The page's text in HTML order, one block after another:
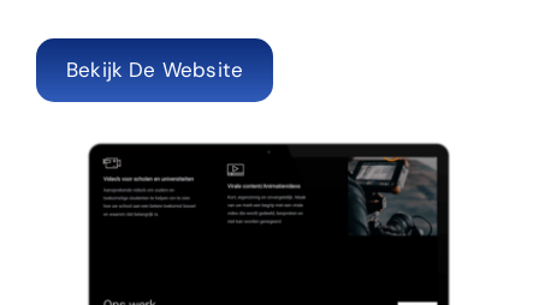
Bekijk De Website